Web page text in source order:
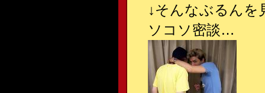
↓そんなぶるんを
ソコソ密談…